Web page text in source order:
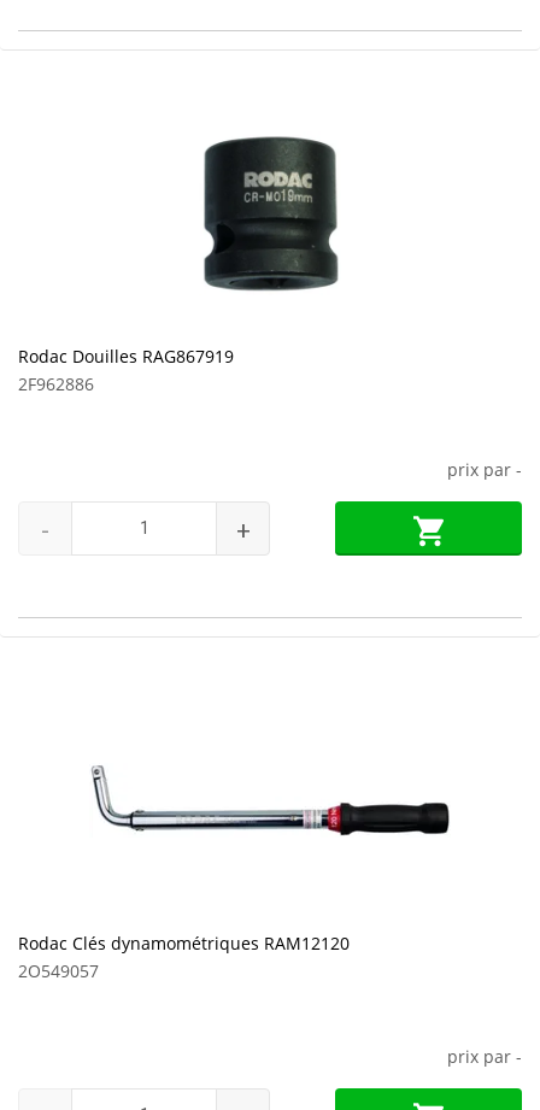
Rodac Douilles RAG867919
2F962886
prix par -
- +
Rodac Clés dynamométriques RAM12120
2O549057
prix par -